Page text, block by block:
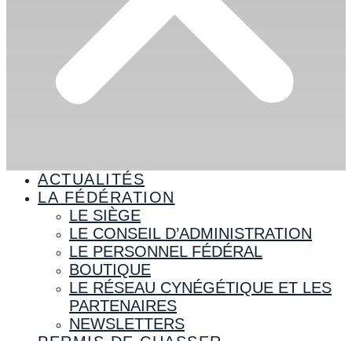
ACTUALITÉS
LA FÉDÉRATION
LE SIÈGE
LE CONSEIL D’ADMINISTRATION
LE PERSONNEL FÉDÉRAL
BOUTIQUE
LE RÉSEAU CYNÉGÉTIQUE ET LES
PARTENAIRES
NEWSLETTERS